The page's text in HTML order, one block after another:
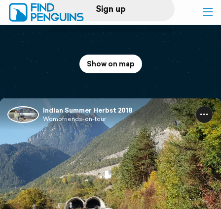
Sign up
Home
Print a book
Flyover video
Explore
Support
Show on map
Indian Summer Herbst 2018
Womofriends-on-tour